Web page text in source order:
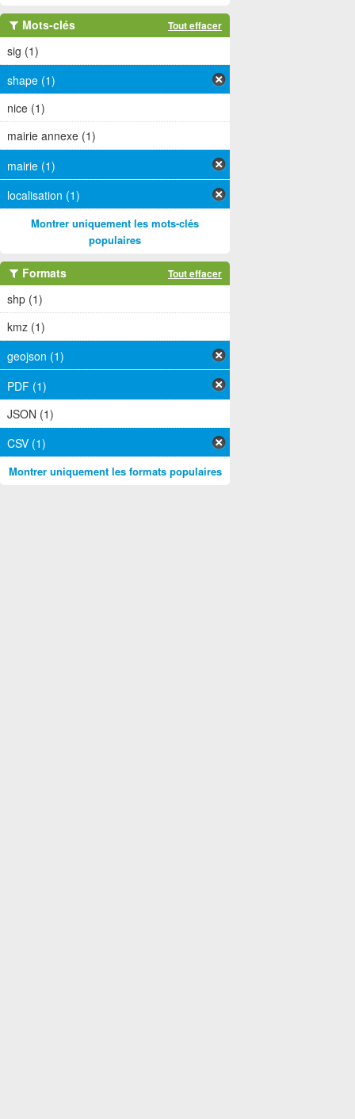
Mots-clés Tout effacer
sig (1)
shape (1)
nice (1)
mairie annexe (1)
mairie (1)
localisation (1)
Montrer uniquement les mots-clés
populaires
Formats Tout effacer
shp (1)
kmz (1)
geojson (1)
PDF (1)
JSON (1)
CSV (1)
Montrer uniquement les formats populaires